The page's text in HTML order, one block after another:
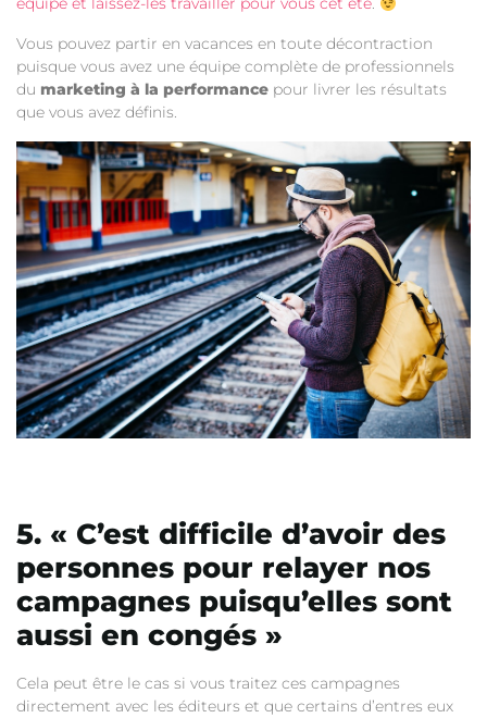
Vous pouvez partir en vacances en toute décontraction
puisque vous avez une équipe complète de professionnels
du marketing à la performance pour livrer les résultats
que vous avez définis.
5. « C’est difficile d’avoir des
personnes pour relayer nos
campagnes puisqu’elles sont
aussi en congés »
Cela peut être le cas si vous traitez ces campagnes
directement avec les éditeurs et que certains d’entres eux